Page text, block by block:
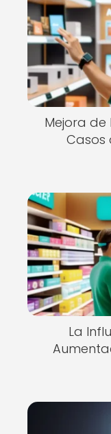
Mejora de
Casos
La